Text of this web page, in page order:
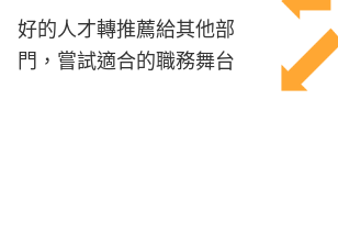
好的人才轉推薦給其他部
門，嘗試適合的職務舞台